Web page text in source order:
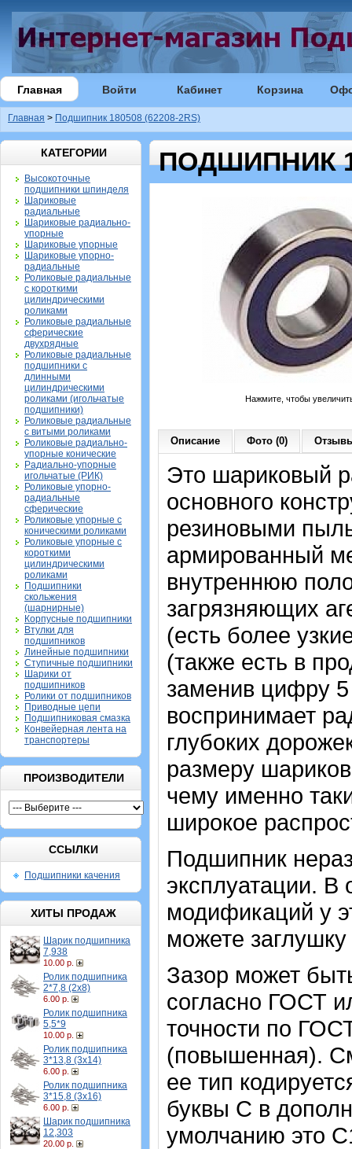
Главная Войти Кабинет Корзина
Главная > Подшипник 180508 (62208-2RS)
КАТЕГОРИИ
Высокоточные
подшипники шпинделя
Шариковые
радиальные
Шариковые радиально-
упорные
Шариковые упорные
Шариковые упорно-
радиальные
Роликовые радиальные
с короткими
цилиндрическими
роликами
Роликовые радиальные
сферические
двухрядные
Роликовые радиальные
подшипники с
длинными
цилиндрическими
роликами (игольчатые
подшипники)
Роликовые радиальные
с витыми роликами
Роликовые радиально-
упорные конические
Радиально-упорные
игольчатые (РИК)
Роликовые упорно-
радиальные
сферические
Роликовые упорные с
коническими роликами
Роликовые упорные с
короткими
цилиндрическими
роликами
Подшипники
скольжения
(шарнирные)
Корпусные подшипники
Втулки для
подшипников
Линейные подшипники
Ступичные подшипники
Шарики от
подшипников
Ролики от подшипников
Приводные цепи
Подшипниковая смазка
Конвейерная лента на
транспортеры
ПРОИЗВОДИТЕЛИ
ССЫЛКИ
Подшипники качения
ХИТЫ ПРОДАЖ
Шарик подшипника
7,938
10.00 р.
Ролик подшипника
2*7,8 (2х8)
6.00 р.
Ролик подшипника
5,5*9
10.00 р.
Ролик подшипника
3*13,8 (3х14)
6.00 р.
Ролик подшипника
3*15,8 (3х16)
6.00 р.
Шарик подшипника
12,303
20.00 р.
ПОДШИПНИК
Нажмите, чтобы
Описание Фото (0)
Это шариковый
основного
резиновыми
армированный
внутреннюю
загрязняющих
(есть более
(также есть в
заменив цифру
воспринимает
глубоких
размеру
чему именно
широкое
Подшипник
эксплуатации. В
модификаций у
можете заглушку
Зазор может
согласно ГОСТ
точности по
(повышенная).
ее тип
буквы С в
умолчанию это